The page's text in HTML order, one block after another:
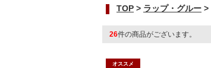
TOP > ラップ・グルー >
26件の商品がございます。
オススメ